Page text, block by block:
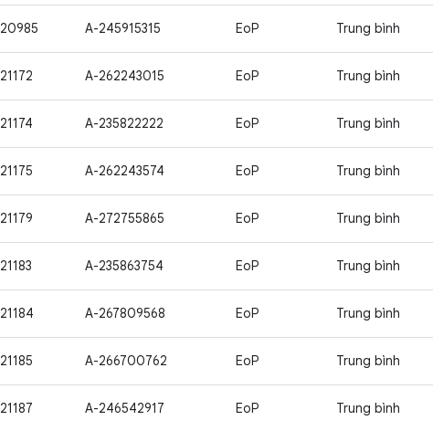
A-245915315 EoP Trung bình
A-262243015 EoP Trung bình
A-235822222 EoP Trung bình
A-262243574 EoP Trung bình
A-272755865 EoP Trung bình
A-235863754 EoP Trung bình
A-267809568 EoP Trung bình
A-266700762 EoP Trung bình
A-246542917 EoP Trung bình